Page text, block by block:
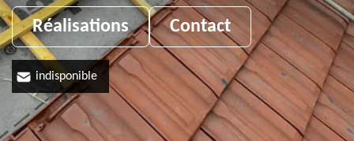
Réalisations Contact
indisponible